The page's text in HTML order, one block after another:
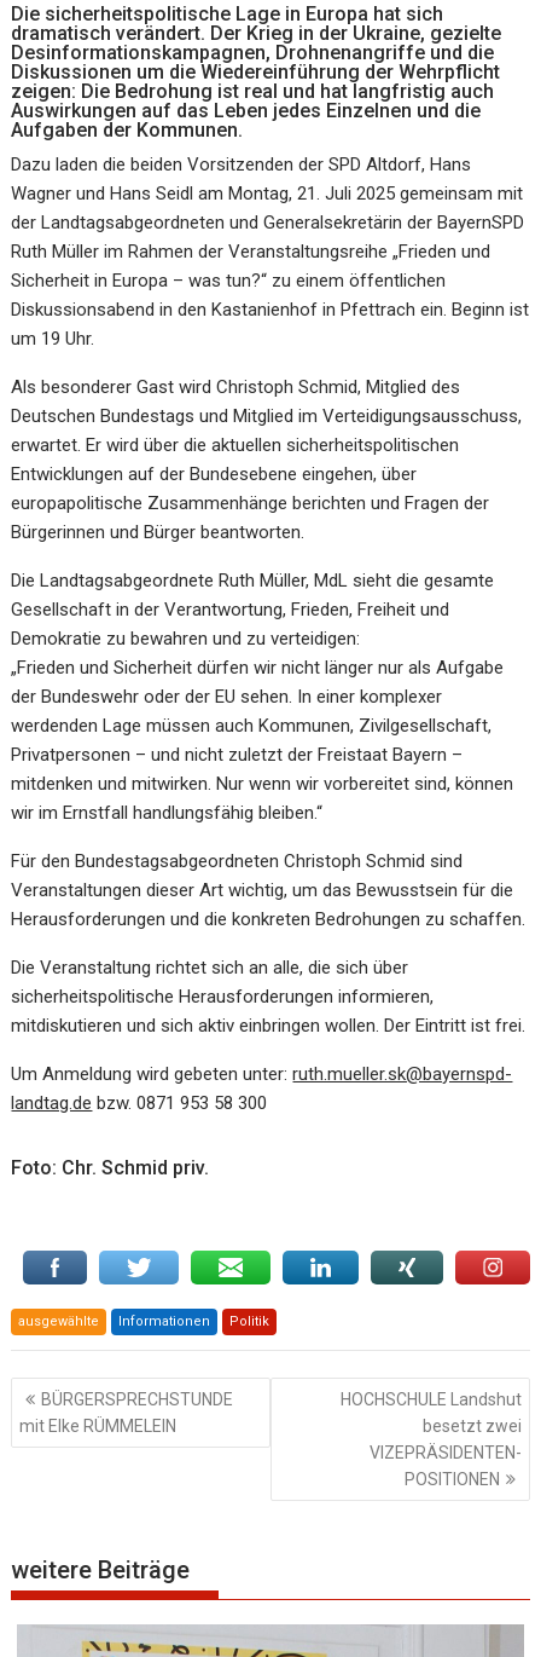
Die sicherheitspolitische Lage in Europa hat sich
dramatisch verändert. Der Krieg in der Ukraine, gezielte
Desinformationskampagnen, Drohnenangriffe und die
Diskussionen um die Wiedereinführung der Wehrpflicht
zeigen: Die Bedrohung ist real und hat langfristig auch
Auswirkungen auf das Leben jedes Einzelnen und die
Aufgaben der Kommunen.
Dazu laden die beiden Vorsitzenden der SPD Altdorf, Hans
Wagner und Hans Seidl am Montag, 21. Juli 2025 gemeinsam mit
der Landtagsabgeordneten und Generalsekretärin der BayernSPD
Ruth Müller im Rahmen der Veranstaltungsreihe „Frieden und
Sicherheit in Europa – was tun?“ zu einem öffentlichen
Diskussionsabend in den Kastanienhof in Pfettrach ein. Beginn ist
um 19 Uhr.
Als besonderer Gast wird Christoph Schmid, Mitglied des
Deutschen Bundestags und Mitglied im Verteidigungsausschuss,
erwartet. Er wird über die aktuellen sicherheitspolitischen
Entwicklungen auf der Bundesebene eingehen, über
europapolitische Zusammenhänge berichten und Fragen der
Bürgerinnen und Bürger beantworten.
Die Landtagsabgeordnete Ruth Müller, MdL sieht die gesamte
Gesellschaft in der Verantwortung, Frieden, Freiheit und
Demokratie zu bewahren und zu verteidigen:
„Frieden und Sicherheit dürfen wir nicht länger nur als Aufgabe
der Bundeswehr oder der EU sehen. In einer komplexer
werdenden Lage müssen auch Kommunen, Zivilgesellschaft,
Privatpersonen – und nicht zuletzt der Freistaat Bayern –
mitdenken und mitwirken. Nur wenn wir vorbereitet sind, können
wir im Ernstfall handlungsfähig bleiben.“
Für den Bundestagsabgeordneten Christoph Schmid sind
Veranstaltungen dieser Art wichtig, um das Bewusstsein für die
Herausforderungen und die konkreten Bedrohungen zu schaffen.
Die Veranstaltung richtet sich an alle, die sich über
sicherheitspolitische Herausforderungen informieren,
mitdiskutieren und sich aktiv einbringen wollen. Der Eintritt ist frei.
Um Anmeldung wird gebeten unter:ruth.mueller.sk@bayernspd-
landtag.de bzw. 0871 953 58 300
Foto: Chr. Schmid priv.
ausgewählte Informationen Politik
Beitragsnavigation
BÜRGERSPRECHSTUNDE
mit Elke RÜMMELEIN
HOCHSCHULE Landshut
besetzt zwei
VIZEPRÄSIDENTEN-
POSITIONEN
weitere Beiträge